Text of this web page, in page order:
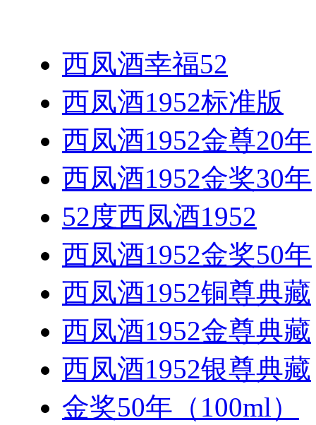
西凤酒幸福52
西凤酒1952标准版
西凤酒1952金尊20年
西凤酒1952金奖30年
52度西凤酒1952
西凤酒1952金奖50年
西凤酒1952铜尊典藏
西凤酒1952金尊典藏
西凤酒1952银尊典藏
金奖50年（100ml）